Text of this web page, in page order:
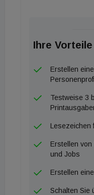
gezielt integriert.
der Anwendbarkeit
Synergien, um
vorgeschlagenen
Taxonomiekriterien
Der Nutzen des
auf der Hand: Es
Ihre Vorteile
Erstellen
Testweise 3
Lesezeichen
Erstellen von
und Jobs
Erstellen
Schalten Sie